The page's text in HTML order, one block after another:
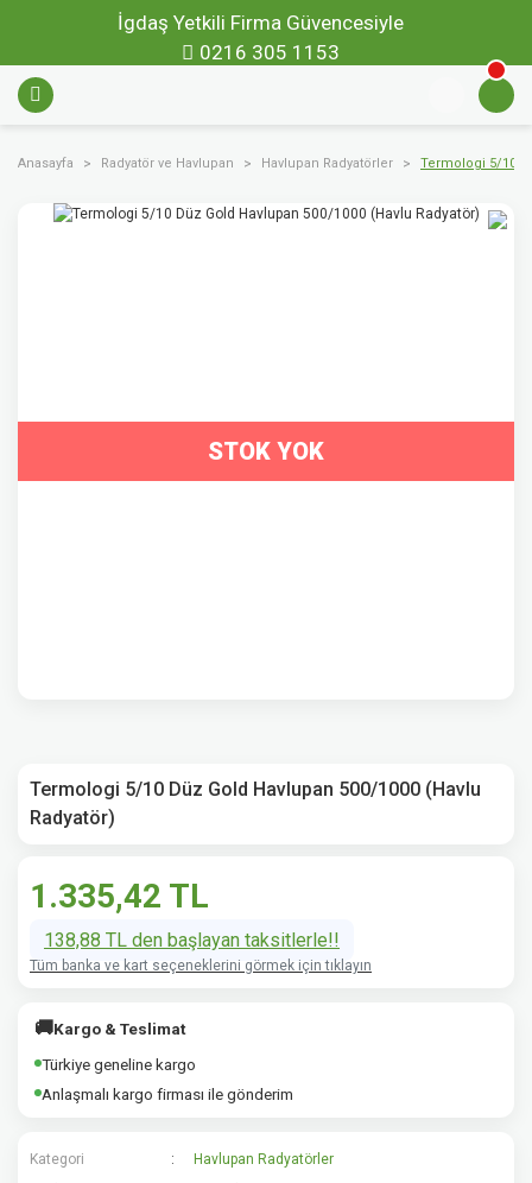
İgdaş Yetkili Firma Güvencesiyle
0216 305 1153
Anasayfa Radyatör ve Havlupan Havlupan Radyatörler Termologi 5/10
STOK YOK
Termologi 5/10 Düz Gold Havlupan 500/1000 (Havlu
Radyatör)
1.335,42 TL
138,88 TL den başlayan taksitlerle!!
Tüm banka ve kart seçeneklerini görmek için tıklayın
🚚Kargo & Teslimat
Türkiye geneline kargo
Anlaşmalı kargo firması ile gönderim
Kategori
Havlupan Radyatörler